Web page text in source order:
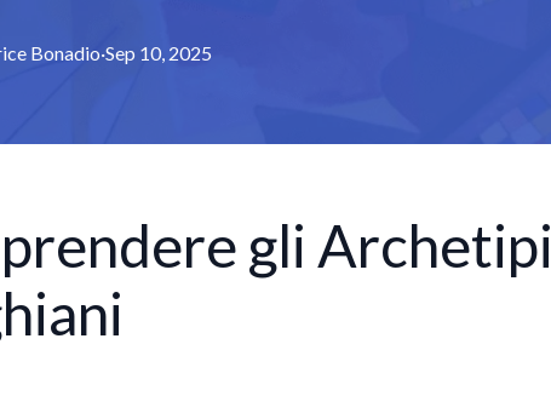
Sep 10, 2025
·
Bonadio
gli Archetipi